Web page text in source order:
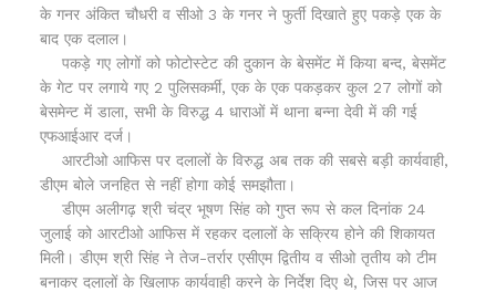
के गनर अंकित चौधरी व सीओ 3 के गनर ने फुर्ती दिखाते हुए पकड़े एक के
बाद एक दलाल।
पकड़े गए लोगों को फोटोस्टेट की दुकान के बेसमेंट में किया बन्द, बेसमेंट
के गेट पर लगाये गए 2 पुलिसकर्मी, एक के एक पकड़कर कुल 27 लोगों को
बेसमेन्ट में डाला, सभी के विरुद्ध 4 धाराओं में थाना बन्ना देवी में की गई
एफआईआर दर्ज।
आरटीओ आफिस पर दलालों के विरुद्ध अब तक की सबसे बड़ी कार्यवाही,
डीएम बोले जनहित से नहीं होगा कोई समझौता।
डीएम अलीगढ़ श्री चंद्र भूषण सिंह को गुप्त रूप से कल दिनांक 24
जुलाई को आरटीओ आफिस में रहकर दलालों के सक्रिय होने की शिकायत
मिली। डीएम श्री सिंह ने तेज-तर्रार एसीएम द्वितीय व सीओ तृतीय को टीम
बनाकर दलालों के खिलाफ कार्यवाही करने के निर्देश दिए थे, जिस पर आज